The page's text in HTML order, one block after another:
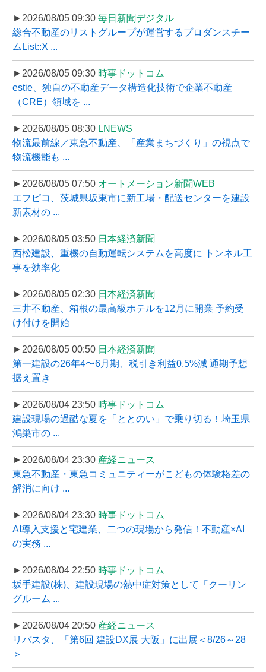
►2026/08/05 09:30 毎日新聞デジタル
総合不動産のリストグループが運営するプロダンスチー
ムList::X ...
►2026/08/05 09:30 時事ドットコム
estie、独自の不動産データ構造化技術で企業不動産
（CRE）領域を ...
►2026/08/05 08:30 LNEWS
物流最前線／東急不動産、「産業まちづくり」の視点で
物流機能も ...
►2026/08/05 07:50 オートメーション新聞WEB
エフピコ、茨城県坂東市に新工場・配送センターを建設
新素材の ...
►2026/08/05 03:50 日本経済新聞
西松建設、重機の自動運転システムを高度に トンネル工
事を効率化
►2026/08/05 02:30 日本経済新聞
三井不動産、箱根の最高級ホテルを12月に開業 予約受
け付けを開始
►2026/08/05 00:50 日本経済新聞
第一建設の26年4〜6月期、税引き利益0.5%減 通期予想
据え置き
►2026/08/04 23:50 時事ドットコム
建設現場の過酷な夏を「ととのい」で乗り切る！埼玉県
鴻巣市の ...
►2026/08/04 23:30 産経ニュース
東急不動産・東急コミュニティーがこどもの体験格差の
解消に向け ...
►2026/08/04 23:30 時事ドットコム
AI導入支援と宅建業、二つの現場から発信！不動産×AI
の実務 ...
►2026/08/04 22:50 時事ドットコム
坂手建設(株)、建設現場の熱中症対策として「クーリン
グルーム ...
►2026/08/04 20:50 産経ニュース
リバスタ、「第6回 建設DX展 大阪」に出展＜8/26～28
＞